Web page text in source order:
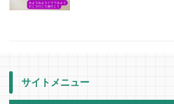
サイトメニュー